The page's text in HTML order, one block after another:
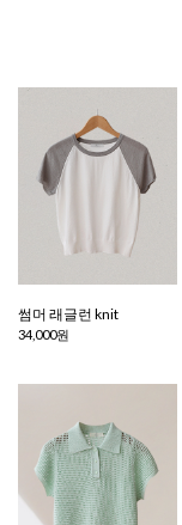
썸머 래글런 knit
34,000원